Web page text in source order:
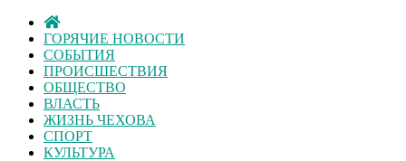
ГОРЯЧИЕ НОВОСТИ
СОБЫТИЯ
ПРОИСШЕСТВИЯ
ОБЩЕСТВО
ВЛАСТЬ
ЖИЗНЬ ЧЕХОВА
СПОРТ
КУЛЬТУРА